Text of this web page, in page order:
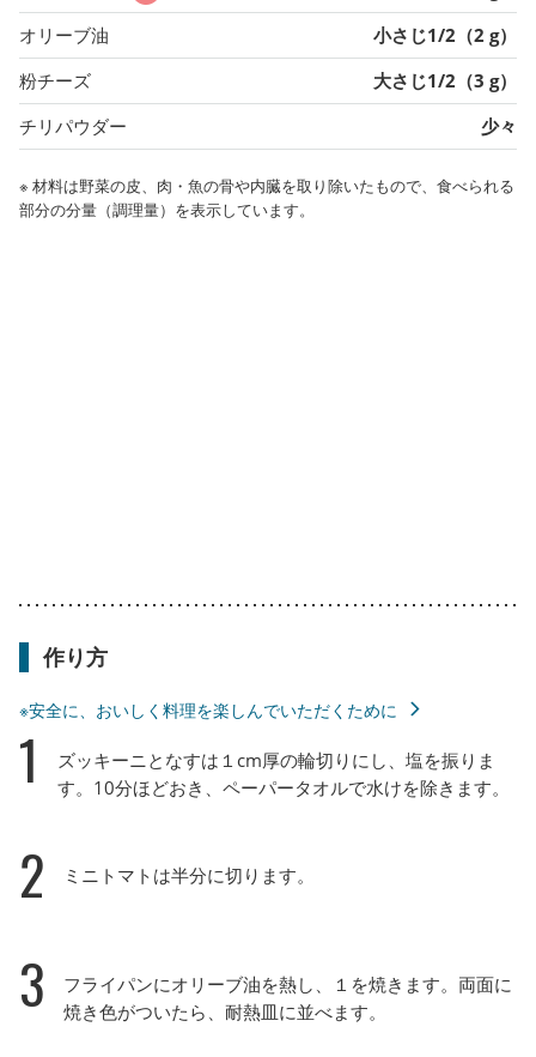
オリーブ油
小さじ1/2（2 g）
粉チーズ
大さじ1/2（3 g）
チリパウダー
少々
※ 材料は野菜の皮、肉・魚の骨や内臓を取り除いたもので、食べられる
部分の分量（調理量）を表示しています。
作り方
※安全に、おいしく料理を楽しんでいただくために
1
ズッキーニとなすは１cm厚の輪切りにし、塩を振りま
す。10分ほどおき、ペーパータオルで水けを除きます。
2 ミニトマトは半分に切ります。
3
フライパンにオリーブ油を熱し、１を焼きます。両面に
焼き色がついたら、耐熱皿に並べます。